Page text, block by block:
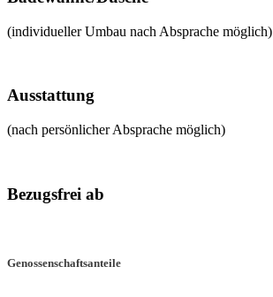
(individueller Umbau nach Absprache möglich)
Ausstattung
(nach persönlicher Absprache möglich)
Bezugsfrei ab
Genossenschaftsanteile